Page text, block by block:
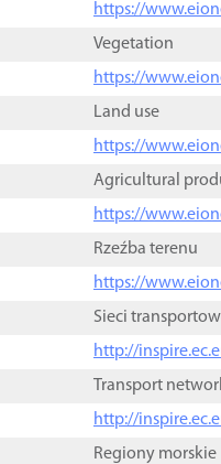
https://
Vegetation
https://
Land use
https://
Agricultural
https://
Rzeźba terenu
https://
Sieci
http://
Transport
http://
Regiony morskie